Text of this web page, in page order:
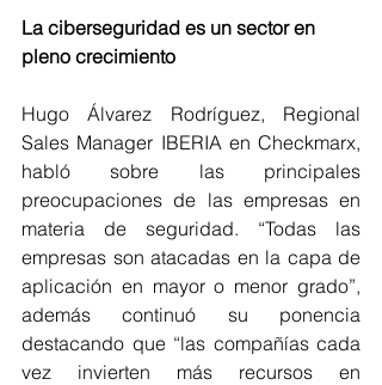
La ciberseguridad es un sector en
pleno crecimiento
Hugo Álvarez Rodríguez, Regional
Sales Manager IBERIA en Checkmarx,
habló sobre las principales
preocupaciones de las empresas en
materia de seguridad. “Todas las
empresas son atacadas en la capa de
aplicación en mayor o menor grado”,
además continuó su ponencia
destacando que “las compañías cada
vez invierten más recursos en